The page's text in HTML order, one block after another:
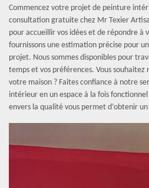
Commencez votre projet de peinture
consultation gratuite chez Mr Texier
pour accueillir vos idées et de répondre à
fournissons une estimation précise pour
projet. Nous sommes disponibles pour
temps et vos préférences. Vous
votre maison ? Faites confiance à notre
intérieur en un espace à la fois
envers la qualité vous permet d’obtenir